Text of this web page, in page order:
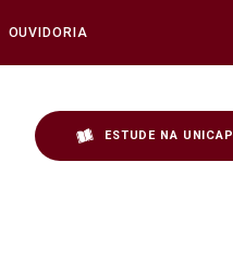
OUVIDORIA
ESTUDE NA UNICAP